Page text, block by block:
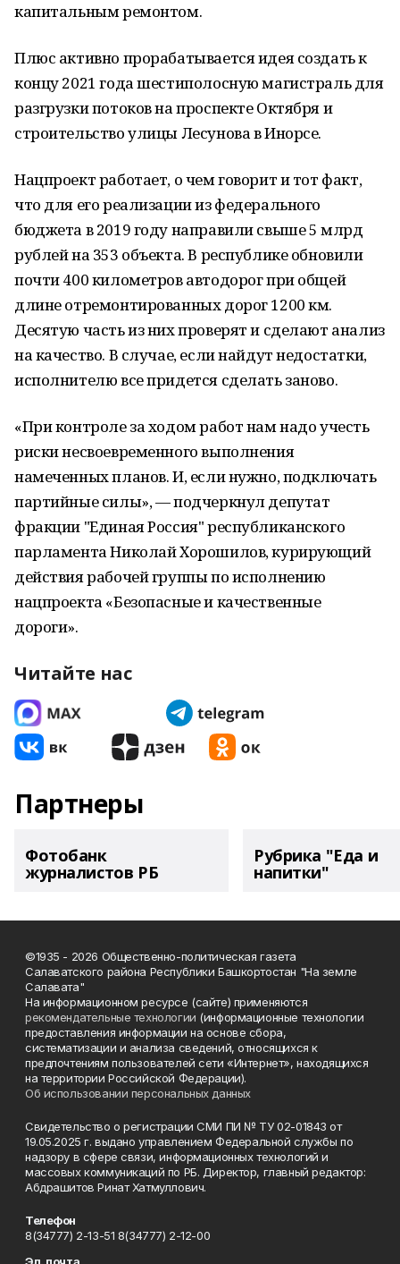
капитальным ремонтом.
Плюс активно прорабатывается идея создать к
концу 2021 года шестиполосную магистраль для
разгрузки потоков на проспекте Октября и
строительство улицы Лесунова в Инорсе.
Нацпроект работает, о чем говорит и тот факт,
что для его реализации из федерального
бюджета в 2019 году направили свыше 5 млрд
рублей на 353 объекта. В республике обновили
почти 400 километров автодорог при общей
длине отремонтированных дорог 1200 км.
Десятую часть из них проверят и сделают анализ
на качество. В случае, если найдут недостатки,
исполнителю все придется сделать заново.
«При контроле за ходом работ нам надо учесть
риски несвоевременного выполнения
намеченных планов. И, если нужно, подключать
партийные силы», — подчеркнул депутат
фракции "Единая Россия" республиканского
парламента Николай Хорошилов, курирующий
действия рабочей группы по исполнению
нацпроекта «Безопасные и качественные
дороги».
Читайте нас
Партнеры
Фотобанк
журналистов РБ
Рубрика "Еда и
напитки"
©1935 - 2026 Общественно-политическая газета
Салаватского района Республики Башкортостан "На земле
Салавата"
На информационном ресурсе (сайте) применяются
рекомендательные технологии (информационные технологии
предоставления информации на основе сбора,
систематизации и анализа сведений, относящихся к
предпочтениям пользователей сети «Интернет», находящихся
на территории Российской Федерации).
Об использовании персональных данных
Свидетельство о регистрации СМИ ПИ № ТУ 02-01843 от
19.05.2025 г. выдано управлением Федеральной службы по
надзору в сфере связи, информационных технологий и
массовых коммуникаций по РБ. Директор, главный редактор:
Абдрашитов Ринат Хатмуллович.
Телефон
8(34777) 2-13-51 8(34777) 2-12-00